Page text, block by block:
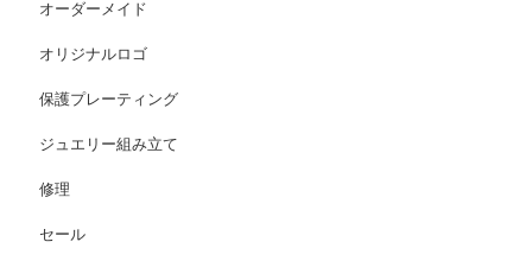
オーダーメイド
オリジナルロゴ
保護プレーティング
ジュエリー組み立て
修理
セール